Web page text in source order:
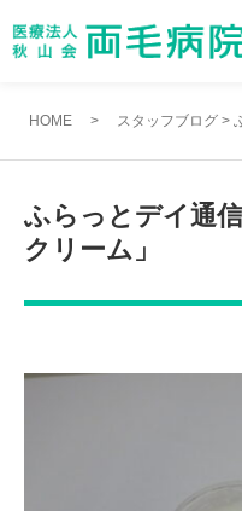
HOME > スタッフブログ >
ふらっとデイ通
クリーム」